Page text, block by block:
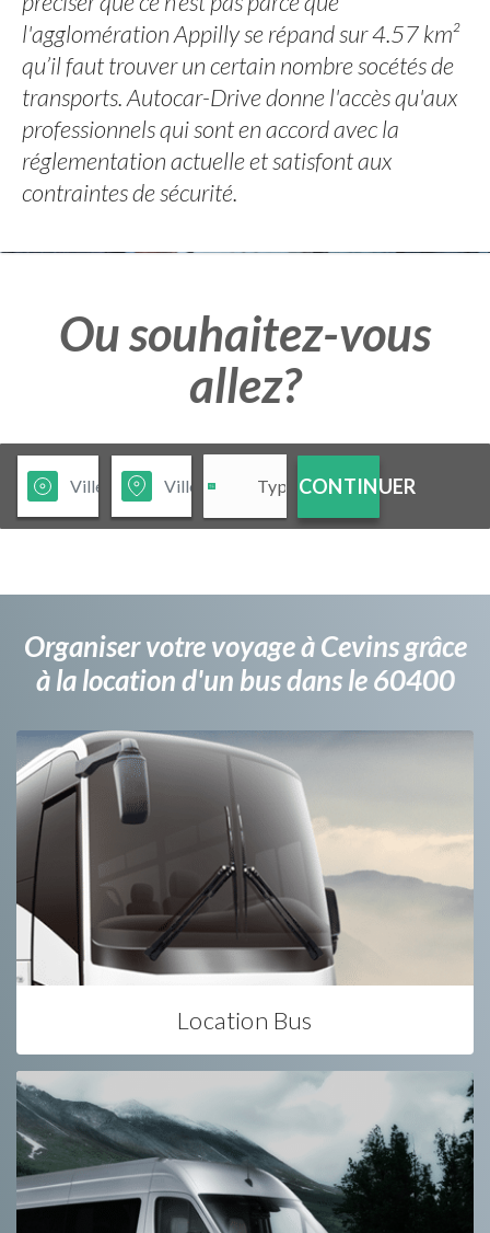
l'agglomération Appilly se répand sur 4.57 km²
qu’il faut trouver un certain nombre socétés de
transports. Autocar-Drive donne l'accès qu'aux
professionnels qui sont en accord avec la
réglementation actuelle et satisfont aux
contraintes de sécurité.
Ou souhaitez-vous
allez?
CONTINUER
Organiser votre voyage à Cevins grâce
à la location d'un bus dans le 60400
Location Bus